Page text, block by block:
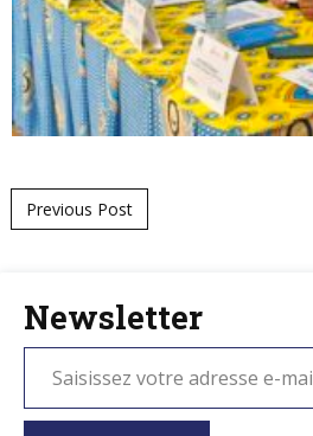
Post navigation
Previous Post
Newsletter